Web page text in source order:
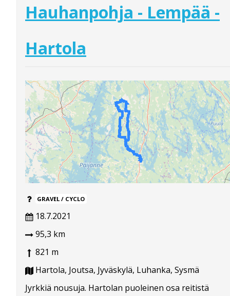
Hauhanpohja - Lempää -
Hartola
GRAVEL / CYCLO
18.7.2021
95,3 km
821 m
Hartola, Joutsa, Jyväskylä, Luhanka, Sysmä
Jyrkkiä nousuja. Hartolan puoleinen osa reitistä